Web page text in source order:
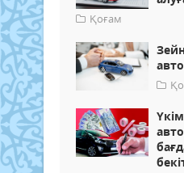
Қоғам